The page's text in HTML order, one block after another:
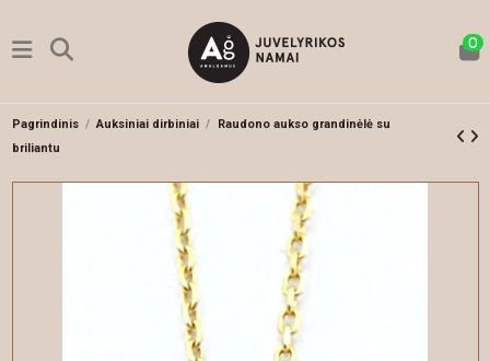
0
Pagrindinis Auksiniai dirbiniai
Raudono aukso grandinėlė su
briliantu